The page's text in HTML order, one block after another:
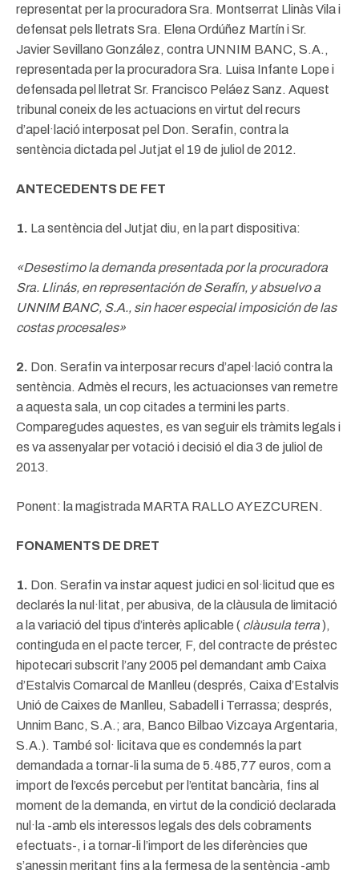
representat per la procuradora Sra. Montserrat Llinàs Vila i
defensat pels lletrats Sra. Elena Ordúñez Martín i Sr.
Javier Sevillano González, contra UNNIM BANC, S.A.,
representada per la procuradora Sra. Luisa Infante Lope i
defensada pel lletrat Sr. Francisco Peláez Sanz. Aquest
tribunal coneix de les actuacions en virtut del recurs
d’apel·lació interposat pel Don. Serafin, contra la
sentència dictada pel Jutjat el 19 de juliol de 2012.
ANTECEDENTS DE FET
1. La sentència del Jutjat diu, en la part dispositiva:
«Desestimo la demanda presentada por la procuradora
Sra. Llinás, en representación de Serafín, y absuelvo a
UNNIM BANC, S.A., sin hacer especial imposición de las
costas procesales»
2. Don. Serafin va interposar recurs d’apel·lació contra la
sentència. Admès el recurs, les actuacionses van remetre
a aquesta sala, un cop citades a termini les parts.
Comparegudes aquestes, es van seguir els tràmits legals i
es va assenyalar per votació i decisió el dia 3 de juliol de
2013.
Ponent: la magistrada MARTA RALLO AYEZCUREN.
FONAMENTS DE DRET
1. Don. Serafin va instar aquest judici en sol·licitud que es
declarés la nul·litat, per abusiva, de la clàusula de limitació
a la variació del tipus d’interès aplicable ( clàusula terra),
continguda en el pacte tercer, F, del contracte de préstec
hipotecari subscrit l’any 2005 pel demandant amb Caixa
d’Estalvis Comarcal de Manlleu (després, Caixa d’Estalvis
Unió de Caixes de Manlleu, Sabadell i Terrassa; després,
Unnim Banc, S.A.; ara, Banco Bilbao Vizcaya Argentaria,
S.A.). També sol· licitava que es condemnés la part
demandada a tornar-li la suma de 5.485,77 euros, com a
import de l’excés percebut per l’entitat bancària, fins al
moment de la demanda, en virtut de la condició declarada
nul·la -amb els interessos legals des dels cobraments
efectuats-, i a tornar-li l’import de les diferències que
s’anessin meritant fins a la fermesa de la sentència -amb